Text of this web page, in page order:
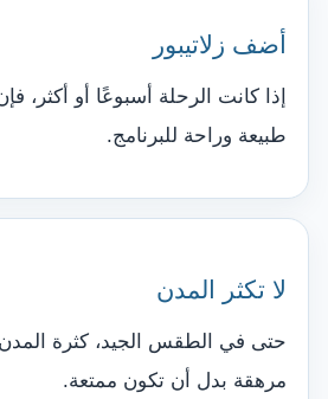
أضف زلاتيبور
إذا كانت الرحلة أسبوعًا أو أكثر،
طبيعة وراحة للبرنامج.
لا تكثر المدن
حتى في الطقس الجيد، كثرة
مرهقة بدل أن تكون ممتعة.